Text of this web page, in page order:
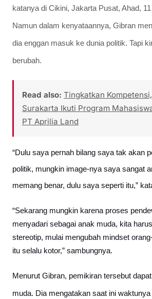
katanya di Cikini, Jakarta Pusat, Ahad,
Namun dalam kenyataannya, Gibran
dia enggan masuk ke dunia politik. Tapi
berubah.
Read also: Tingkatkan
Surakarta Ikuti Program
PT Aprilia Land
“Dulu saya pernah bilang saya tak akan
politik, mungkin image-nya saya sangat
memang benar, dulu saya seperti itu,”
“Sekarang mungkin karena proses
menyadari sebagai anak muda, kita
stereotip, mulai mengubah mindset
itu selalu kotor,” sambungnya.
Menurut Gibran, pemikiran tersebut
muda. Dia mengatakan saat ini